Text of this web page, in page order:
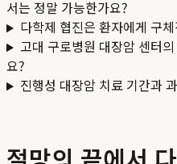
서는 정말 가능한가요?
다학제 협진은 환자에게 구
고대 구로병원 대장암 센터
요?
진행성 대장암 치료 기간과